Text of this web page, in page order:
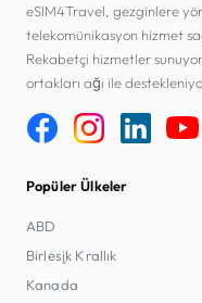
eSIM4Travel, gezginlere
telekomünikasyon hizmet
Rekabetçi hizmetler
ortakları ağı ile
Popüler Ülkeler
ABD
Birleşik Krallık
Kanada